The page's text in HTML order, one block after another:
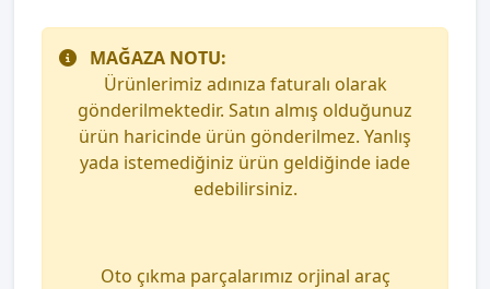
MAĞAZA NOTU:
Ürünlerimiz adınıza faturalı olarak
gönderilmektedir. Satın almış olduğunuz
ürün haricinde ürün gönderilmez. Yanlış
yada istemediğiniz ürün geldiğinde iade
edebilirsiniz.
Oto çıkma parçalarımız orjinal araç